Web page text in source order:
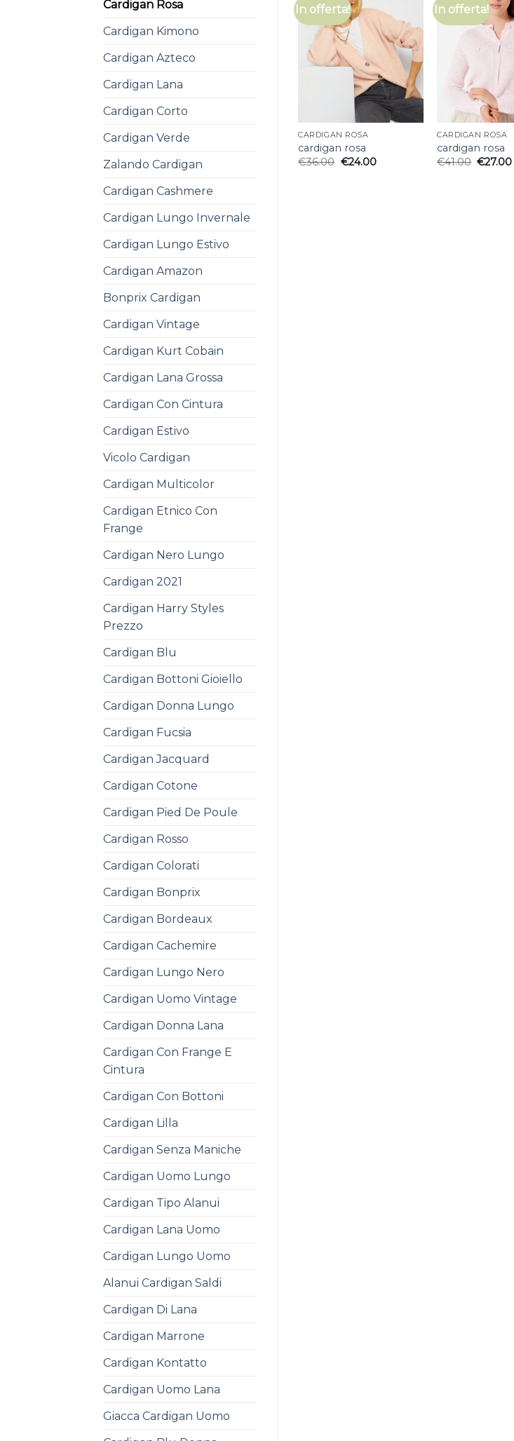
Cardigan Rosa
Cardigan Kimono
Cardigan Azteco
Cardigan Lana
Cardigan Corto
Cardigan Verde
Zalando Cardigan
Cardigan Cashmere
Cardigan Lungo Invernale
Cardigan Lungo Estivo
Cardigan Amazon
Bonprix Cardigan
Cardigan Vintage
Cardigan Kurt Cobain
Cardigan Lana Grossa
Cardigan Con Cintura
Cardigan Estivo
Vicolo Cardigan
Cardigan Multicolor
Cardigan Etnico Con
Frange
Cardigan Nero Lungo
Cardigan 2021
Cardigan Harry Styles
Prezzo
Cardigan Blu
Cardigan Bottoni Gioiello
Cardigan Donna Lungo
Cardigan Fucsia
Cardigan Jacquard
Cardigan Cotone
Cardigan Pied De Poule
Cardigan Rosso
Cardigan Colorati
Cardigan Bonprix
Cardigan Bordeaux
Cardigan Cachemire
Cardigan Lungo Nero
Cardigan Uomo Vintage
Cardigan Donna Lana
Cardigan Con Frange E
Cintura
Cardigan Con Bottoni
Cardigan Lilla
Cardigan Senza Maniche
Cardigan Uomo Lungo
Cardigan Tipo Alanui
Cardigan Lana Uomo
Cardigan Lungo Uomo
Alanui Cardigan Saldi
Cardigan Di Lana
Cardigan Marrone
Cardigan Kontatto
Cardigan Uomo Lana
Giacca Cardigan Uomo
In offerta!
CARDIGAN ROSA
cardigan rosa
€36.00 €24.00
In offerta!
CARDIGAN ROSA
cardigan rosa
€41.00 €27.00